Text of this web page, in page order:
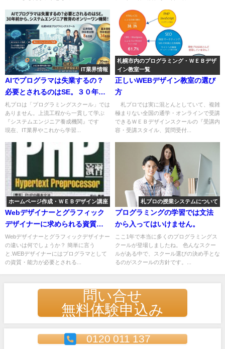
IT業界情報
AIでプログラマは失業するの？
必要とされるのはSE。３０年前
から札プロはオンリーワンのシ
ステムエンジニア養成機関で
す！
札プロは「プログラミングスクール」では
ありません。上流工程から一貫して学ぶ
『システムエンジニア養成機関』です
現在、IT業界やこれから学習...
札幌市内のプログラミング・ＷＥＢデザ
イン教室一覧
正しいWEBデザイン教室の選び
方
札プロでは実に混とんとしていて、複雑
極まりない全国の通学・オンラインで受講
できるＷＥＢデザインスクールの『受講内
容・受講スタイル、質問受付...
ホームページ作成・ＷＥＢデザイン講座
Webデザイナーとグラフィック
デザイナーに求められる資質・
能力の違いは何でしょうか？
グラフィックスとイラスト No2
Webデザイナーとグラフィックデザイナー
の違いは何でしょうか？ 簡単に言う
と.WEBデザイナーにはプログラマとして
の資質・能力が必要とされる...
札プロの授業システムについて
プログラミングの学習では文法
から入ってはいけません。
ここ1年で本当に多くのプログラミングス
クールが登場しましたね。 色んなスクー
ルがある中で、スクール選びの決め手とな
るのがスクールの方針です。...
問い合せ
無料体験申込み
0120 011 137